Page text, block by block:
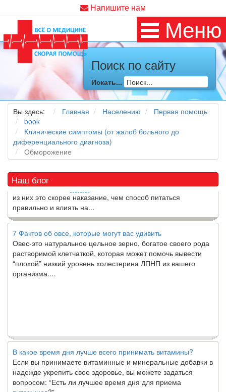
Напишите нам
Меню
Поиск по сайту
Искать...
Вы здесь: Главная Населению
Первая помощь
book
Клинические симптомы (от жалоб больного до
диференциального диагноза)
Обморожение
Наш блог
Как я заболел во время локдауна?
Это странная ситуация: вы соблюдали все меры
предосторожности COVID-19 (вы почти все время дома),
но, тем не менее, вы каким-то образом простудились. Вы
можете задаться...
5 причин обратить внимание на средиземноморскую диету
Какдиетолог, я вижу, что многие причудливые диеты
приходят в нашу
из них это скорее наказание, чем способ питаться
правильно и влиять на...
Овес-это натуральное цельное зерно, богатое своего рода
растворимой клетчаткой, которая может помочь вывести
“плохой” низкий уровень холестерина ЛПНП из вашего
организма....
Если вы принимаете витаминные и минеральные добавки в
надежде укрепить свое здоровье, вы можете задаться
вопросом: “Есть ли лучшее время дня для приема
витаминов ?”